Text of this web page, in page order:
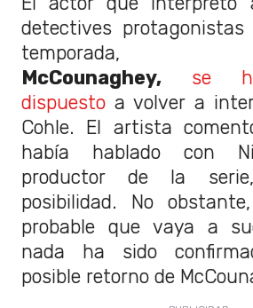
detectives
McCounaghey,
se
dispuesto a volver a
Cohle. El artista
había hablado con
productor de la
posibilidad. No
probable que vaya a
nada ha sido
posible retorno de